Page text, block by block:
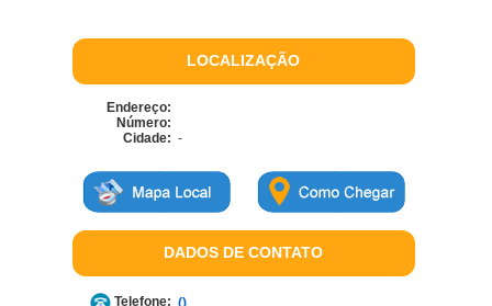
LOCALIZAÇÃO
Endereço:
Número:
Cidade: -
DADOS DE CONTATO
Telefone: ()